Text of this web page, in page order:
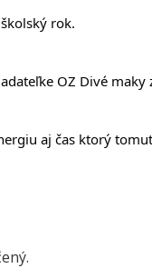
rok.
OZ Divé
aj čas ktorý